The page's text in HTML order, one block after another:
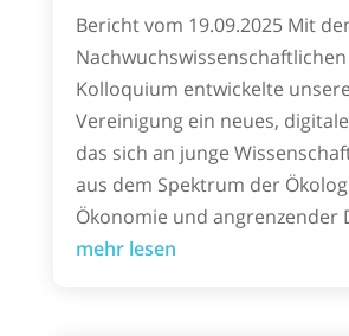
Bericht vom 19.09.2025 Mit
Nachwuchswissenschaftlichen
Kolloquium entwickelte unsere
Vereinigung ein neues,
das sich an junge
aus dem Spektrum der
Ökonomie und angrenzender
mehr lesen